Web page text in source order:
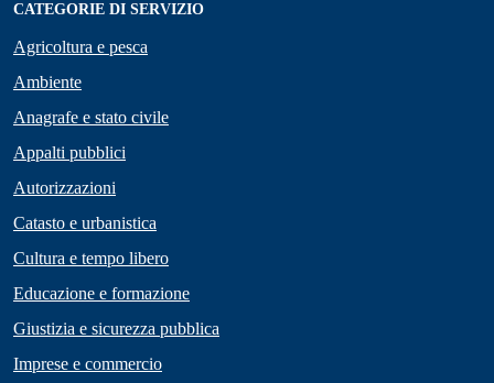
CATEGORIE DI SERVIZIO
Agricoltura e pesca
Ambiente
Anagrafe e stato civile
Appalti pubblici
Autorizzazioni
Catasto e urbanistica
Cultura e tempo libero
Educazione e formazione
Giustizia e sicurezza pubblica
Imprese e commercio